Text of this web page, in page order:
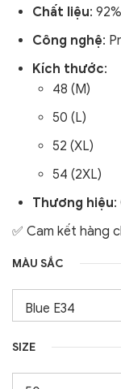
Chất liệu:
Công nghệ:
Kích thước:
48 (M)
50 (L)
52 (XL)
54 (2XL)
Thương hiệu:
✅ Cam kết hàng
MÀU SẮC
SIZE